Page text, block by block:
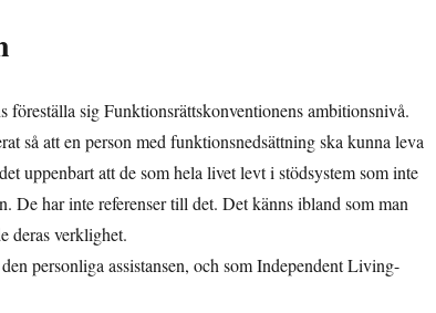
föreställa sig Funktionsrättskonventionens ambitionsnivå.
så att en person med funktionsnedsättning ska kunna leva
uppenbart att de som hela livet levt i stödsystem som inte
De har inte referenser till det. Det känns ibland som man
deras verklighet.
personliga assistansen, och som Independent Living-